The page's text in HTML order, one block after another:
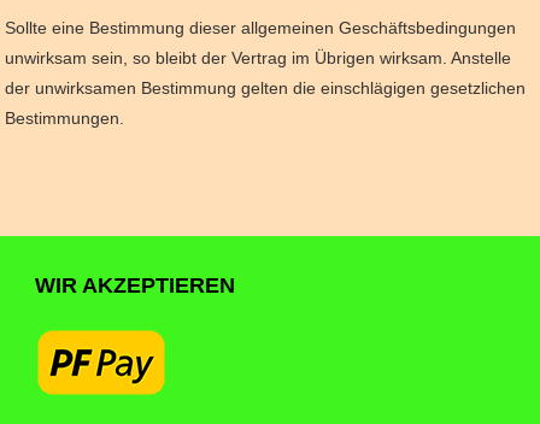
Sollte eine Bestimmung dieser allgemeinen Geschäftsbedingungen
unwirksam sein, so bleibt der Vertrag im Übrigen wirksam. Anstelle
der unwirksamen Bestimmung gelten die einschlägigen gesetzlichen
Bestimmungen.
WIR AKZEPTIEREN